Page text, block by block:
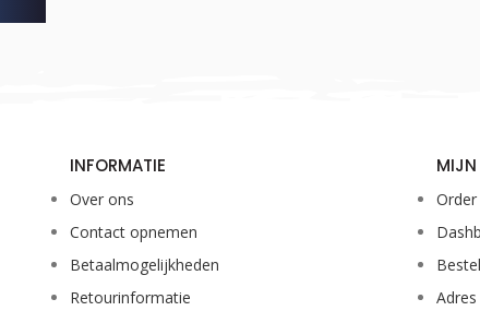
INFORMATIE
Over ons
Contact opnemen
Betaalmogelijkheden
Retourinformatie
Adres